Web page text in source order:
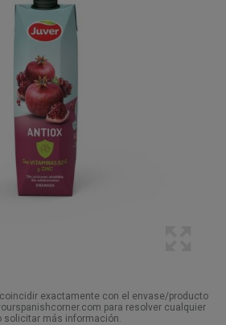
exactamente con el envase/producto
para resolver cualquier
solicitar más información.